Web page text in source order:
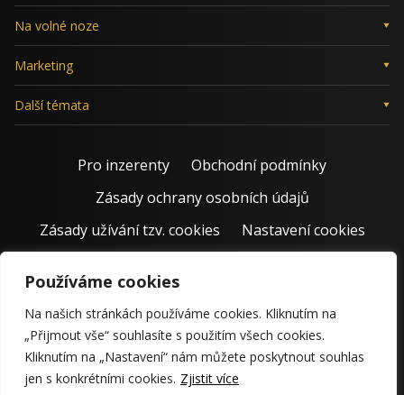
Používáme cookies
Na našich stránkách používáme cookies. Kliknutím na
„Přijmout vše“ souhlasíte s použitím všech cookies.
Kliknutím na „Nastavení“ nám můžete poskytnout souhlas
jen s konkrétními cookies. Zjistit více
Na volné noze
Marketing
Další témata
Pro inzerenty
Obchodní podmínky
Zásady ochrany osobních údajů
Zásady užívání tzv. cookies
Nastavení cookies
© 2011 – 2026 Jiří Rostecký | Inspiruje české podnikatele už 15